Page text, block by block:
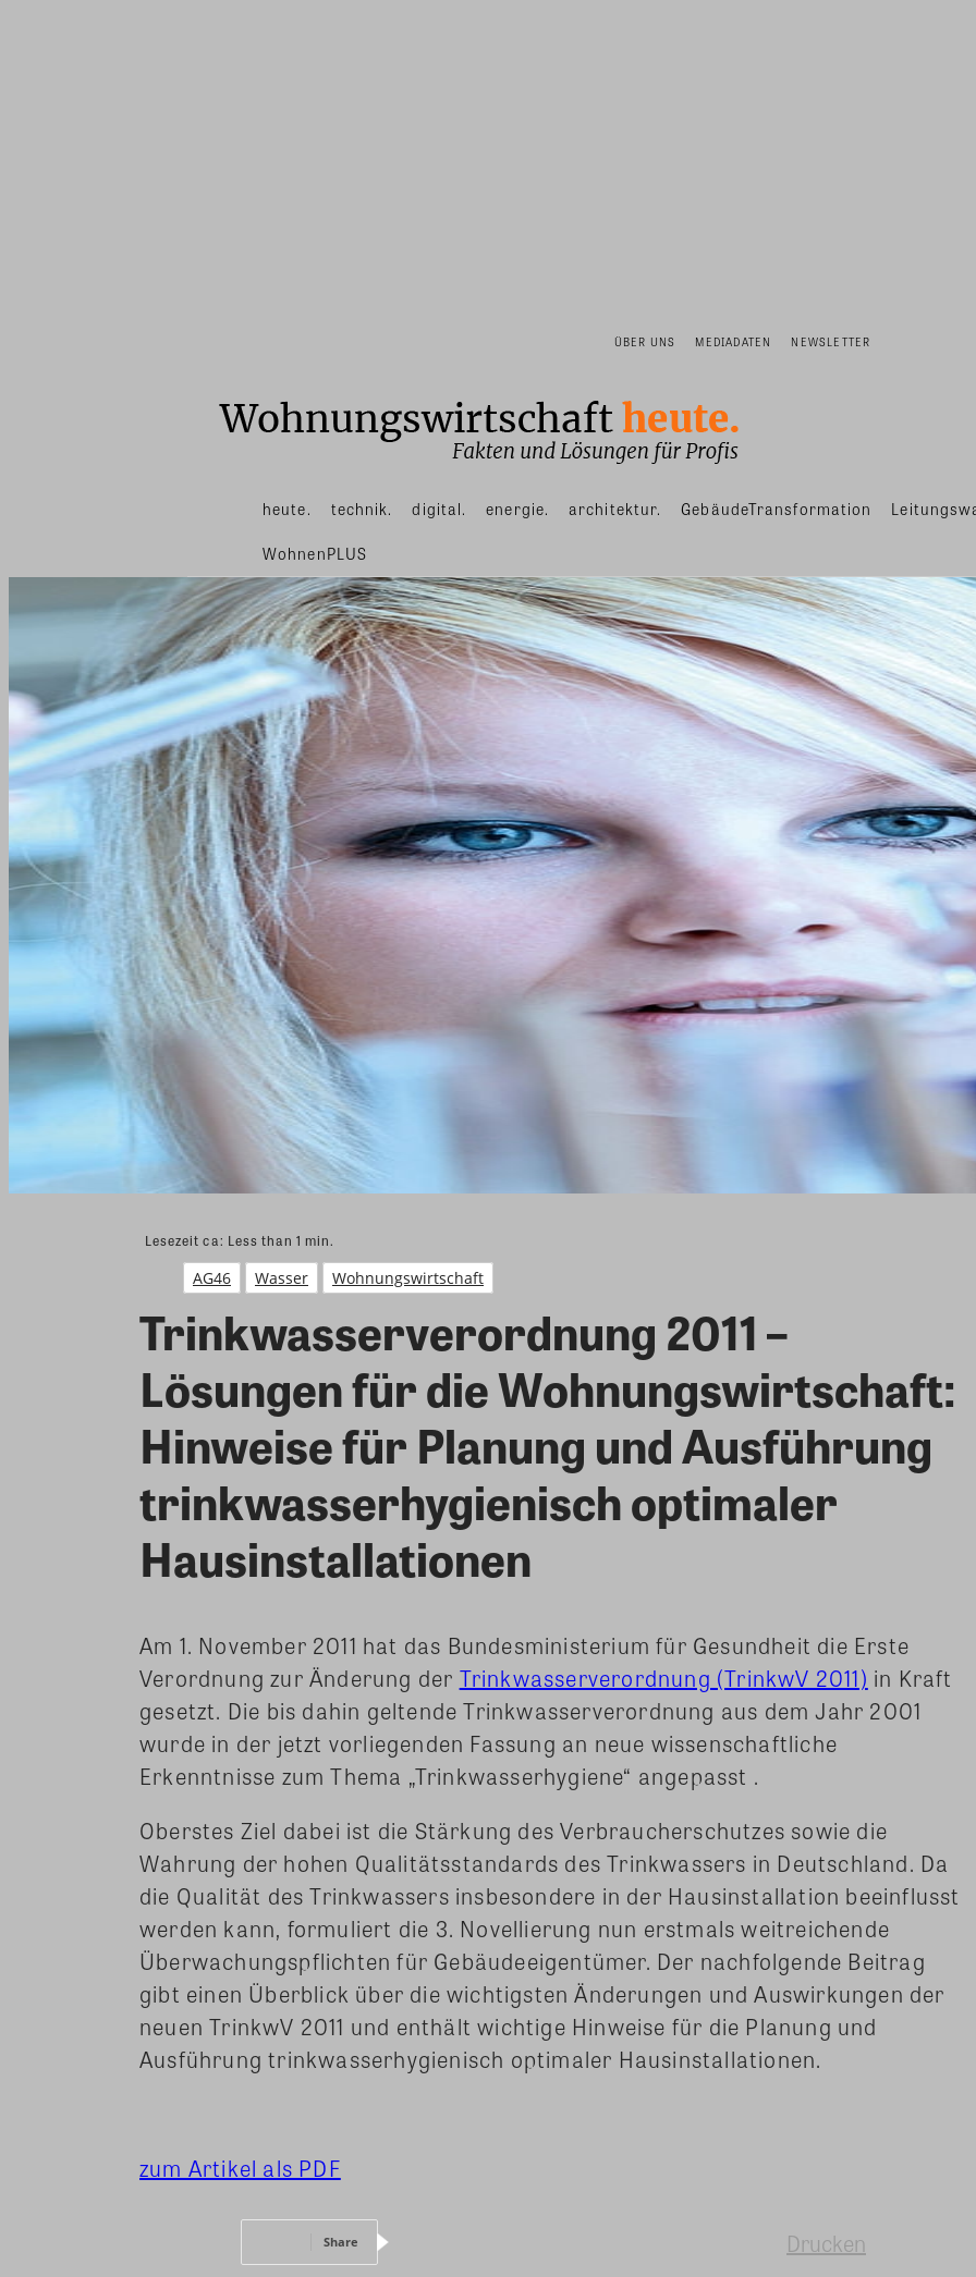
ÜBER UNS MEDIADATEN NEWSLETTER
heute. technik. digital. energie. architektur. GebäudeTransformation
WohnenPLUS
Lesezeit ca: Less than 1 min.
AG46 Wasser Wohnungswirtschaft
Trinkwasserverordnung 2011 –
Lösungen für die Wohnungswirtschaft:
Hinweise für Planung und Ausführung
trinkwasserhygienisch optimaler
Hausinstallationen
Am 1. November 2011 hat das Bundesministerium für Gesundheit die Erste
Verordnung zur Änderung der Trinkwasserverordnung (TrinkwV 2011) in Kraft
gesetzt. Die bis dahin geltende Trinkwasserverordnung aus dem Jahr 2001
wurde in der jetzt vorliegenden Fassung an neue wissenschaftliche
Erkenntnisse zum Thema „Trinkwasserhygiene“ angepasst .
Oberstes Ziel dabei ist die Stärkung des Verbraucherschutzes sowie die
Wahrung der hohen Qualitätsstandards des Trinkwassers in Deutschland. Da
die Qualität des Trinkwassers insbesondere in der Hausinstallation beeinflusst
werden kann, formuliert die 3. Novellierung nun erstmals weitreichende
Überwachungspflichten für Gebäudeeigentümer. Der nachfolgende Beitrag
gibt einen Überblick über die wichtigsten Änderungen und Auswirkungen der
neuen TrinkwV 2011 und enthält wichtige Hinweise für die Planung und
Ausführung trinkwasserhygienisch optimaler Hausinstallationen.
zum Artikel als PDF
Share Drucken